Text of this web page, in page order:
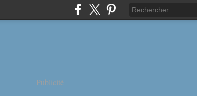
Publicité